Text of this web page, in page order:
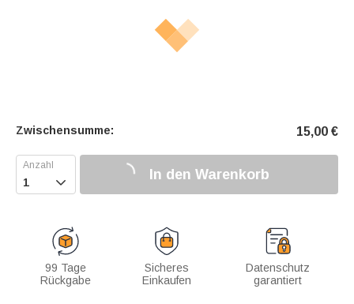
Zwischensumme: 15,00 €
 In den Warenkorb
99 Tage
Rückgabe
Sicheres
Einkaufen
Datenschutz
garantiert